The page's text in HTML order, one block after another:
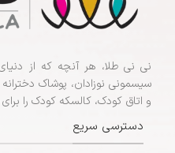
نی نی طلا، هر آنچه که از
سیسمونی نوزادان، پوشاک
و اتاق کودک، کالسکه کودک را
دسترسی سریع